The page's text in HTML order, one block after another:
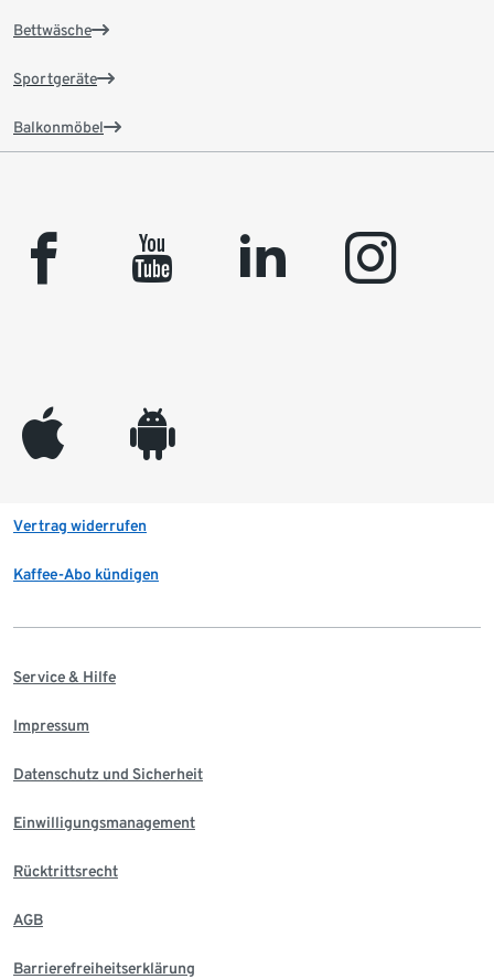
Bettwäsche
Sportgeräte
Balkonmöbel
facebook youtube linkedin instagram
appleinc android
Vertrag widerrufen
Kaffee-Abo kündigen
Service & Hilfe
Impressum
Datenschutz und Sicherheit
Einwilligungsmanagement
Rücktrittsrecht
AGB
Barrierefreiheitserklärung